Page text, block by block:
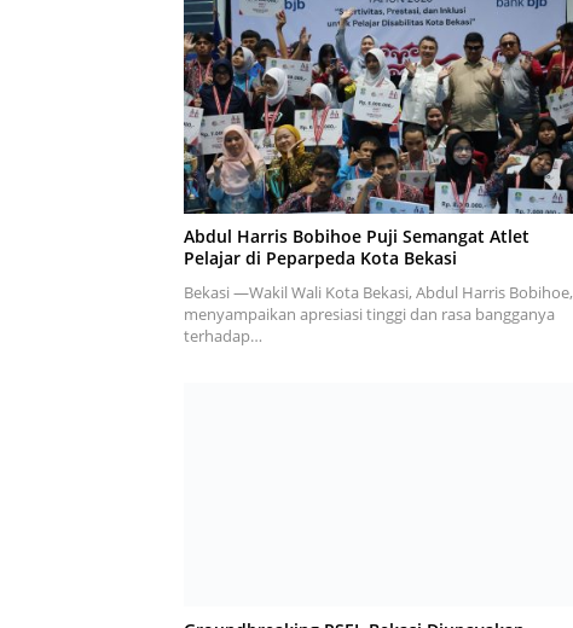
Abdul Harris Bobihoe Puji Semangat Atlet
Pelajar di Peparpeda Kota Bekasi
Bekasi —Wakil Wali Kota Bekasi, Abdul Harris Bobihoe,
menyampaikan apresiasi tinggi dan rasa bangganya
terhadap…